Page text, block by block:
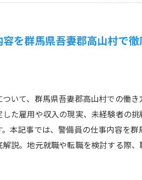
を群馬県吾妻郡高山村で
いて、群馬県吾妻郡高山村での働
た雇用や収入の現実、未経験者の
本記事では、警備員の仕事内容を
解説。地元就職や転職を検討する際